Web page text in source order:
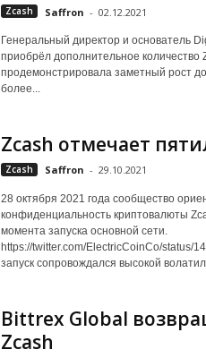
Zcash Saffron - 02.12.2021
Генеральный директор и основатель
приобрёл дополнительное количество
продемонстрировала заметный рост
более...
Zcash отмечает
Zcash Saffron - 29.10.2021
28 октября 2021 года сообщество
конфиденциальность криптовалюты
момента запуска основной сети.
https://twitter.com/ElectricCoinCo/status/
запуск сопровождался высокой
Bittrex Global
Zcash